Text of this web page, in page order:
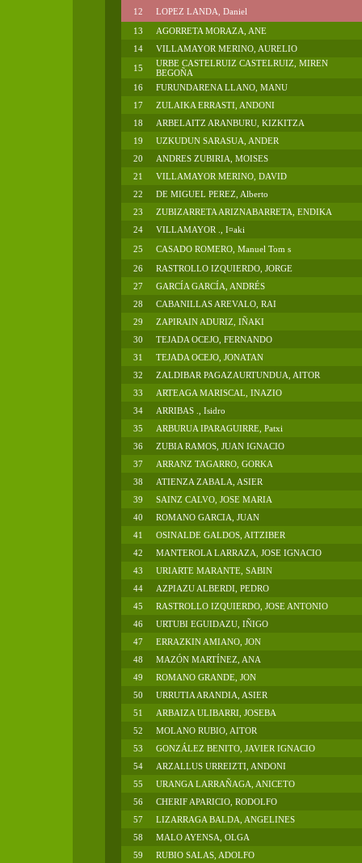
12
LOPEZ LANDA, Daniel
13
AGORRETA MORAZA, ANE
14
VILLAMAYOR MERINO, AURELIO
15
URBE CASTELRUIZ CASTELRUIZ, MIREN
BEGOÑA
16
FURUNDARENA LLANO, MANU
17
ZULAIKA ERRASTI, ANDONI
18
ARBELAITZ ARANBURU, KIZKITZA
19
UZKUDUN SARASUA, ANDER
20
ANDRES ZUBIRIA, MOISES
21
VILLAMAYOR MERINO, DAVID
22
DE MIGUEL PEREZ, Alberto
23
ZUBIZARRETA ARIZNABARRETA, ENDIKA
24
VILLAMAYOR ., I¤aki
25
CASADO ROMERO, Manuel Tom s
26
RASTROLLO IZQUIERDO, JORGE
27
GARCÍA GARCÍA, ANDRÉS
28
CABANILLAS AREVALO, RAI
29
ZAPIRAIN ADURIZ, IÑAKI
30
TEJADA OCEJO, FERNANDO
31
TEJADA OCEJO, JONATAN
32
ZALDIBAR PAGAZAURTUNDUA, AITOR
33
ARTEAGA MARISCAL, INAZIO
34
ARRIBAS ., Isidro
35
ARBURUA IPARAGUIRRE, Patxi
36
ZUBIA RAMOS, JUAN IGNACIO
37
ARRANZ TAGARRO, GORKA
38
ATIENZA ZABALA, ASIER
39
SAINZ CALVO, JOSE MARIA
40
ROMANO GARCIA, JUAN
41
OSINALDE GALDOS, AITZIBER
42
MANTEROLA LARRAZA, JOSE IGNACIO
43
URIARTE MARANTE, SABIN
44
AZPIAZU ALBERDI, PEDRO
45
RASTROLLO IZQUIERDO, JOSE ANTONIO
46
URTUBI EGUIDAZU, IÑIGO
47
ERRAZKIN AMIANO, JON
48
MAZÓN MARTÍNEZ, ANA
49
ROMANO GRANDE, JON
50
URRUTIA ARANDIA, ASIER
51
ARBAIZA ULIBARRI, JOSEBA
52
MOLANO RUBIO, AITOR
53
GONZÁLEZ BENITO, JAVIER IGNACIO
54
ARZALLUS URREIZTI, ANDONI
55
URANGA LARRAÑAGA, ANICETO
56
CHERIF APARICIO, RODOLFO
57
LIZARRAGA BALDA, ANGELINES
58
MALO AYENSA, OLGA
59
RUBIO SALAS, ADOLFO